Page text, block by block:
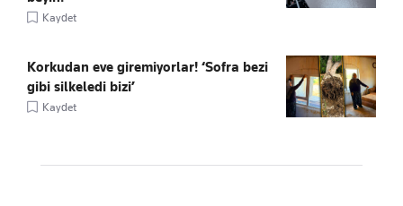
Kaydet
Korkudan eve giremiyorlar! ‘Sofra bezi
gibi silkeledi bizi’
Kaydet